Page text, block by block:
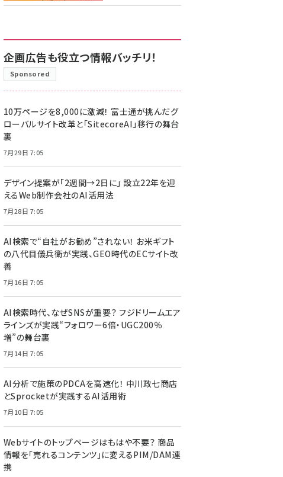
企画広告も役立つ情報バッチリ！
Sponsored
10万ページを8,000に激減！ 富士通が挑んだグ
ローバルサイト改革と「SitecoreAI」移行の舞台
裏
7月29日 7:05
デザイン提案が「2週間→2日に」 設立22年を迎
えるWeb制作会社のAI活用法
7月28日 7:05
AI検索で“自社がお勧め”されない！ お米ギフト
の八代目儀兵衛が実践、GEO時代のECサイト改
善
7月16日 7:05
AI検索時代、なぜSNSが重要？ フジドリームエア
ラインズが実践“フォロワー6倍・UGC200％
増”の舞台裏
7月14日 7:05
AI分析で施策のPDCAを高速化！ 中川政七商店
とSprocketが実践するAI活用術
7月10日 7:05
Webサイトのトップページはもはや不要？ 商品
情報を「売れるコンテンツ」に変えるPIM/DAM連
携